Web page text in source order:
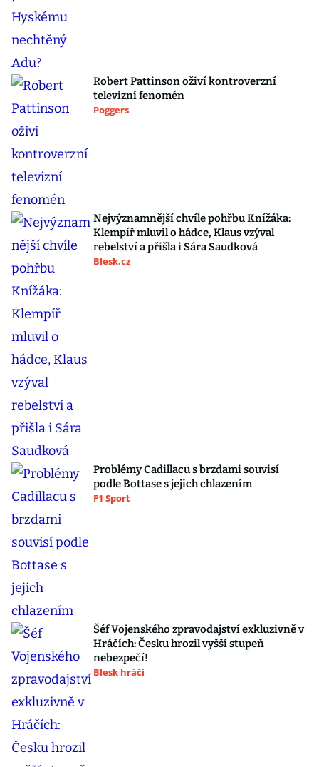
Robert Pattinson oživí kontroverzní
televizní fenomén
Poggers
Nejvýznamnější chvíle pohřbu Knížáka:
Klempíř mluvil o hádce, Klaus vzýval
rebelství a přišla i Sára Saudková
Blesk.cz
Problémy Cadillacu s brzdami souvisí
podle Bottase s jejich chlazením
F1 Sport
Šéf Vojenského zpravodajství exkluzivně v
Hráčích: Česku hrozil vyšší stupeň
nebezpečí!
Blesk hráči